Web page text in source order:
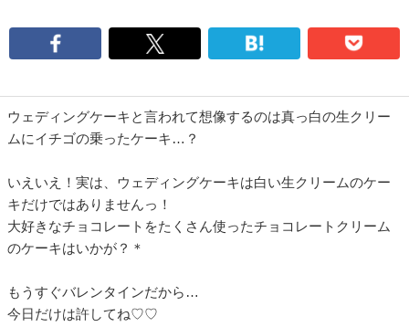
ウェディングケーキと言われて想像するのは真っ白の生クリー
ムにイチゴの乗ったケーキ…？
いえいえ！実は、ウェディングケーキは白い生クリームのケー
キだけではありませんっ！
大好きなチョコレートをたくさん使ったチョコレートクリーム
のケーキはいかが？＊
もうすぐバレンタインだから…
今日だけは許してね♡♡